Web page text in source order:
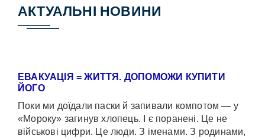
АКТУАЛЬНІ НОВИНИ
ЕВАКУАЦІЯ = ЖИТТЯ. ДОПОМОЖИ КУПИТИ
ЙОГО
Поки ми доїдали паски й запивали компотом — у
«Мороку» загинув хлопець. І є поранені. Це не
військові цифри. Це люди. З іменами. З родинами,